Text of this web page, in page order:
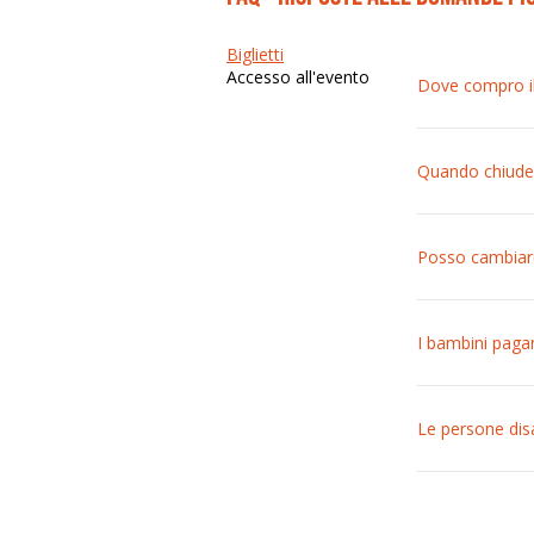
Biglietti
Accesso all'evento
Dove compro
Quando
sono sempre
Posso
I bambini
Le persone